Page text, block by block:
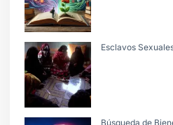
Esclavos
Búsqueda de